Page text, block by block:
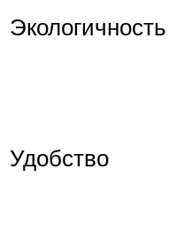
Экологичность
Удобство